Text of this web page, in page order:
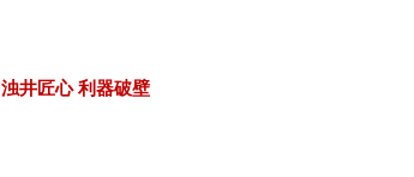
浊井匠心 利器破壁